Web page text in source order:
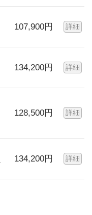
107,900円 詳細
134,200円 詳細
128,500円 詳細
134,200円 詳細